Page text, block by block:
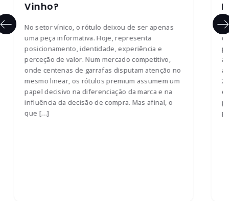
Vinho?
No setor vínico, o rótulo deixou de ser apenas
uma peça informativa. Hoje, representa
posicionamento, identidade, experiência e
perceção de valor. Num mercado competitivo,
onde centenas de garrafas disputam atenção no
mesmo linear, os rótulos premium assumem um
papel decisivo na diferenciação da marca e na
influência da decisão de compra. Mas afinal, o
que […]
O